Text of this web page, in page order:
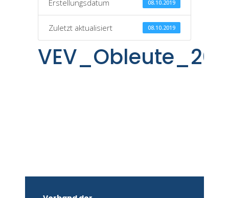
Erstellungsdatum 08.10.2019
Zuletzt aktualisiert 08.10.2019